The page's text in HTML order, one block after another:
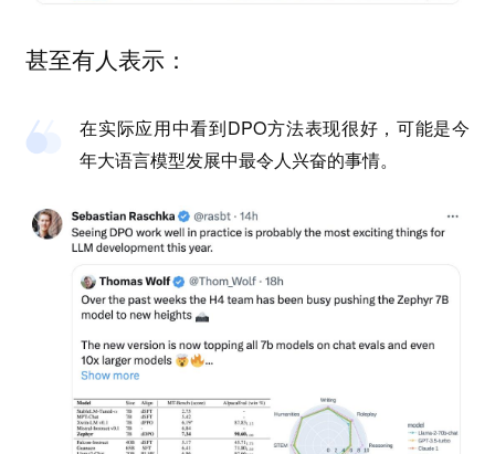
甚至有人表示：
在实际应用中看到DPO方法表现很好，可能是今
年大语言模型发展中最令人兴奋的事情。